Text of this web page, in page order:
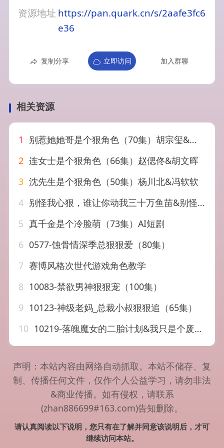
资源地址 https://pan.quark.cn/s/2aafe3fc6
e36
复制分享 立即访问 加入群聊
相关资源
1
别惹她她哥是个狠角色（70集）胡宗玺&刘萌
2 连女士是个狠角色（66集）赵偲佟&胡文晖
3 沈先生是个狠角色（50集）杨川北&冯软软
4 别怪我心狠，谁让你动我三十万鱼苗&别怪我心狠谁让你动我三十万鱼苗（39集）AI短剧
5 真千金是个冷脸萌（73集）AI短剧
6 0577-蚀骨情深季总狠狠爱（80集）
7 赛博风格次世代游戏角色教学
8 10083-禁欲男神狠狠宠（100集）
9 10123-神级老妈_总裁小叔狠狠追（65集）
10 10219-落魄魔女的二胎计划&我只是个废材魔女还要我怎样（80集）
声明：本站内容由网络自动抓取。本站不储存、复
制、传播任何文件，仅作个人公益学习，请勿非法
&商业传播。如有侵权，请联系
(zhan886699#163.com)告知删除。
请认真阅读以下说明，您只有在了解并同意该说明后，才可
继续访问本站。